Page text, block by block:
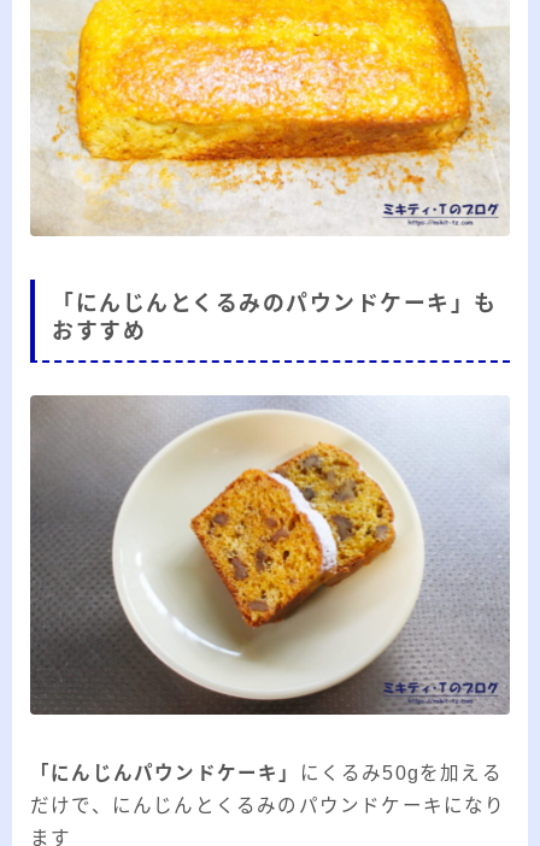
「にんじんとくるみのパウンドケーキ」も
おすすめ
「にんじんパウンドケーキ」
にくるみ50gを加える
だけで、にんじんとくるみのパウンドケーキになり
ます